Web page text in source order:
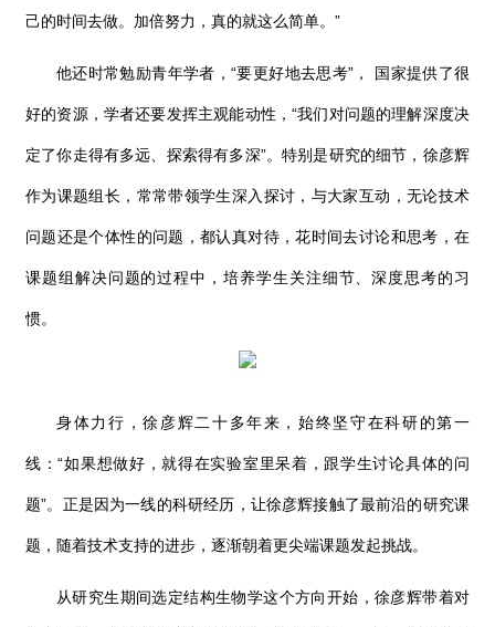
己的时间去做。加倍努力，真的就这么简单。”
他还时常勉励青年学者，“要更好地去思考”， 国家提供了很
好的资源，学者还要发挥主观能动性，“我们对问题的理解深度决
定了你走得有多远、探索得有多深”。特别是研究的细节，徐彦辉
作为课题组长，常常带领学生深入探讨，与大家互动，无论技术
问题还是个体性的问题，都认真对待，花时间去讨论和思考，在
课题组解决问题的过程中，培养学生关注细节、深度思考的习
惯。
身体力行，徐彦辉二十多年来，始终坚守在科研的第一
线：“如果想做好，就得在实验室里呆着，跟学生讨论具体的问
题”。正是因为一线的科研经历，让徐彦辉接触了最前沿的研究课
题，随着技术支持的进步，逐渐朝着更尖端课题发起挑战。
从研究生期间选定结构生物学这个方向开始，徐彦辉带着对